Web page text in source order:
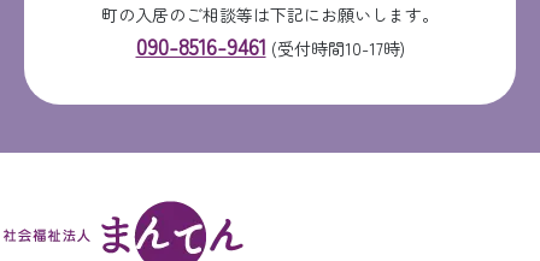
町の入居のご相談等は下記にお願いします。
090-8516-9461 (受付時間10-17時)